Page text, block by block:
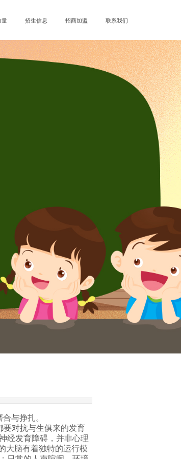
量 招生信息 招商加盟 联系我们
与挣扎。
对抗与生俱来的发育
经发育障碍，并非心理
大脑有着独特的运行模